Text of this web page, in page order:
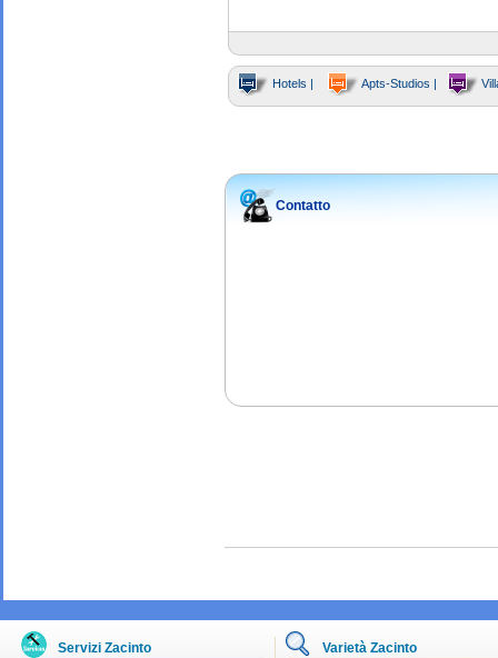
Hotels | Apts-Studios |
Contatto
Servizi Zacinto Varietà Zacinto